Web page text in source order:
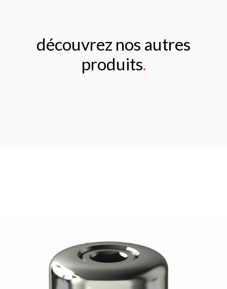
découvrez nos autres
produits.